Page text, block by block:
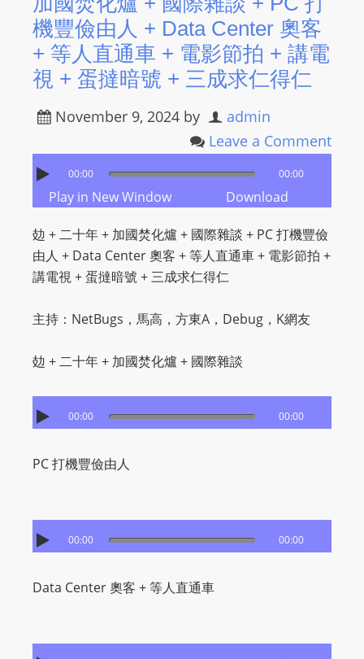
機豐儉由人 + Data Center 奧客
+ 等人直通車 + 電影節拍 + 講電
視 + 蛋撻暗號 + 三成求仁得仁
November 9, 2024 by
admin
Leave a Comment
00:00 00:00
Play in New Window Download
攰 + 二十年 + 加國焚化爐 + 國際雜談 + PC 打機豐儉
由人 + Data Center 奧客 + 等人直通車 + 電影節拍 +
講電視 + 蛋撻暗號 + 三成求仁得仁
主持：NetBugs，馬高，方東A，Debug，K網友
攰 + 二十年 + 加國焚化爐 + 國際雜談
00:00 00:00
PC 打機豐儉由人
00:00 00:00
Data Center 奧客 + 等人直通車